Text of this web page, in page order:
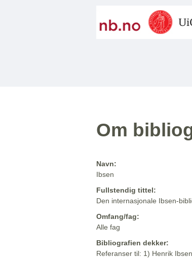
Om
Navn:
Ibsen
Fullstendig tittel:
Den internasjonale Ibsen-
Omfang/fag:
Alle fag
Bibliografien dekker:
Referanser til: 1) Henrik